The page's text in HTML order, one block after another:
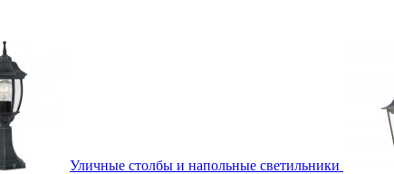
Уличные столбы и напольные светильники